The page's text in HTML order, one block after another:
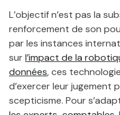
L’objectif n’est pas la
renforcement de son
par les instances
surl’impact de la
données, ces
d’exercer leur jugement
scepticisme. Pour